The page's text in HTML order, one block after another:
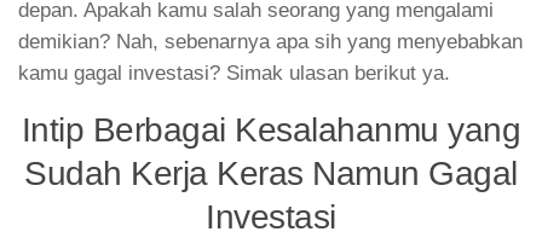
depan. Apakah kamu salah seorang yang mengalami
demikian? Nah, sebenarnya apa sih yang menyebabkan
kamu gagal investasi? Simak ulasan berikut ya.
Intip Berbagai Kesalahanmu yang
Sudah Kerja Keras Namun Gagal
Investasi